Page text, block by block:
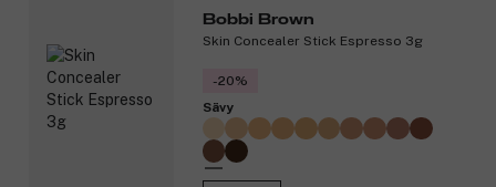
Bobbi Brown
Skin Concealer Stick Espresso 3g
-20%
Sävy